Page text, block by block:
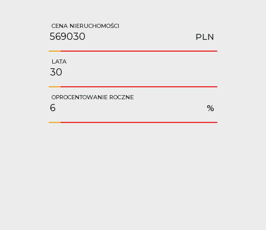
CENA NIERUCHOMOŚCI
PLN
LATA
OPROCENTOWANIE ROCZNE
%